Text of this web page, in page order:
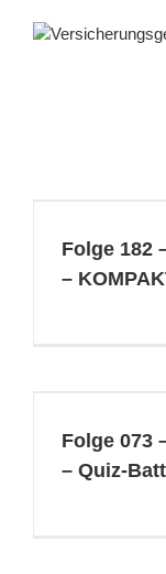
Inhalt
Folge 182
–
Folge 073
– Quiz-